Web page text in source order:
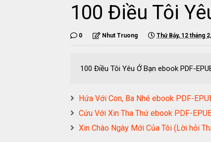
100 Điều Tôi
0 Nhut Truong Thứ Bảy, 12 tháng
100 Điều Tôi Yêu Ở Bạn ebook PDF-
Hứa Với Con, Ba Nhé ebook PDF-
Cứu Với Xin Tha Thứ ebook PDF-
Xin Chào Ngày Mới Của Tôi (Lời hỏi